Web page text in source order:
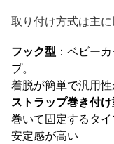
取り付け方式は主に
フック型 ：ベビー
プ。
着脱が簡単で汎用
ストラップ巻き付け
巻いて固定するタイ
安定感が高い